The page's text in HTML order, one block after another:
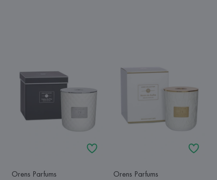
Orens Parfums Orens Parfums